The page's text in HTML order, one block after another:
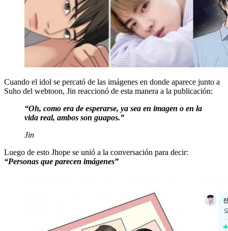
Cuando el idol se percató de las imágenes en donde aparece junto a
Suho del webtoon, Jin reaccionó de esta manera a la publicación:
“Oh, como era de esperarse, ya sea en imagen o en la
vida real, ambos son guapos.”
Jin
Luego de esto Jhope se unió a la conversación para decir:
“Personas que parecen imágenes”